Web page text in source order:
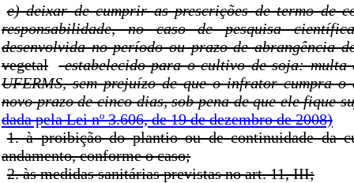
e) deixar de cumprir as prescrições de termo de
responsabilidade, no caso de pesquisa
desenvolvida no período ou prazo de abrangência
vegetal
estabelecido para o cultivo de soja: multa
UFERMS, sem prejuízo de que o infrator cumpra
novo prazo de cinco dias, sob pena de que ele fique
dada pela Lei nº 3.606, de 19 de dezembro de 2008)
1. à proibição do plantio ou de continuidade da
andamento, conforme o caso;
2. às medidas sanitárias previstas no art. 11, III;